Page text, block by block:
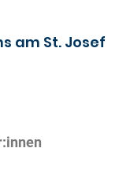
am St. Josef